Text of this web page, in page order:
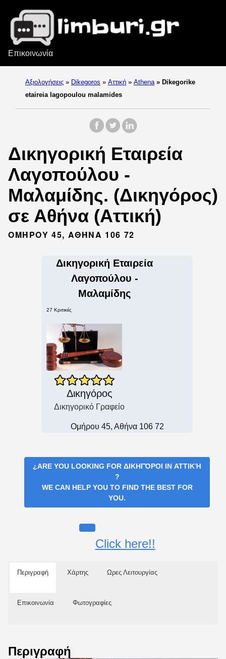
Επικοινωνία
Αξιολογήσεις » Dikegoros » Αττική » Athena » Dikegorike
etaireia lagopoulou malamides
Δικηγορική Εταιρεία
Λαγοπούλου -
Μαλαμίδης. (Δικηγόρος)
σε Αθήνα (Αττική)
ΟΜΉΡΟΥ 45, ΑΘΉΝΑ 106 72
Δικηγορική Εταιρεία
Λαγοπούλου -
Μαλαμίδης
27 Κριτικές
Δικηγόρος
Δικηγορικό Γραφείο
Ομήρου 45, Αθήνα 106 72
¿ARE YOU LOOKING FOR ΔΙΚΗΓΌΡΟΙ IN ΑΤΤΙΚΉ
?
WE CAN HELP YOU TO FIND THE BEST FOR
YOU.
Click here!!
Περιγραφή Χάρτης Ωρες Λειτουργίας
Επικοινωνία Φωτογραφίες
Περιγραφή